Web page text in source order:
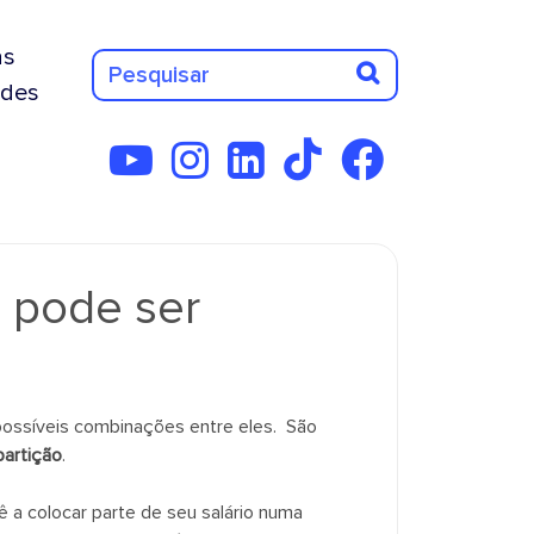
pode ser
combinações entre eles. São
.
colocar parte de seu salário numa